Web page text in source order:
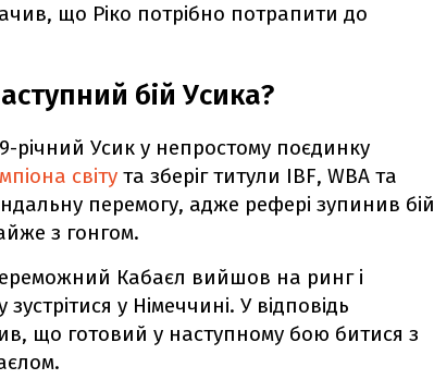
що Ріко потрібно потрапити до
бій Усика?
річний Усик у непростому поєдинку
світута зберіг титули IBF, WBA та
перемогу, адже рефері зупинив бій
з гонгом.
Кабаєл вийшов на ринг і
у Німеччині. У відповідь
що готовий у наступному бою битися з